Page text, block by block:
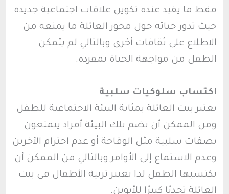
فقط ما يقيد عنده تكوين علاقات اجتماعية جديدة
حيث تدور حياته حول محور العائلة ما يمنعه من
الاطلاع على ثقافات أخرى وبالتالي لم يتمكن
الطفل من مواجهة الحياة بمفرده.
اكتساب سلوكيات سلبية
يعتبر بيت العائلة بمثابة البيئة الاجتماعية للطفل
ومن الممكن أن تضم تلك البيئة أفراد يتمتعون
بصفات سلبية مثل الوقاحة أو عدم احترام الآخرين
وعدم الاستماع إلى الأوامر وبالتالي من الممكن أن
يكتسبها الطفل لذا تعتبر تربية الأطفال في بيت
العائلة تحديًا كبيرًا للأبوين.